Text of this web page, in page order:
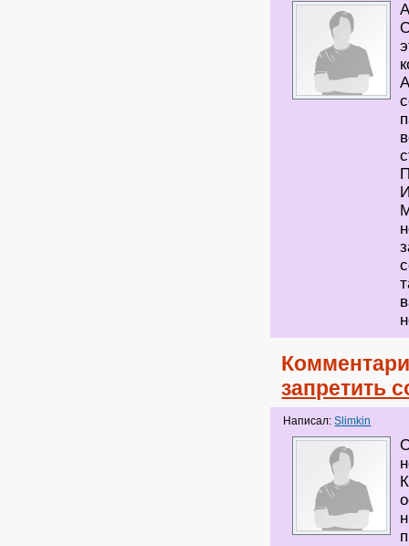
запретить
Написал:Slimkin